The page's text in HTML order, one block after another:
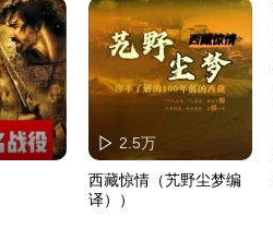
2.5万
西藏惊情（艽野尘梦编
译））